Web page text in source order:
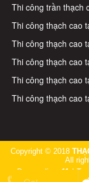
Thi công trần thạch
Thi công thạch cao
Thi công thạch cao
Thi công thạch cao
Thi công thạch cao
Thi công thạch cao
Copyright © 2018
All
Đang online: 11 |